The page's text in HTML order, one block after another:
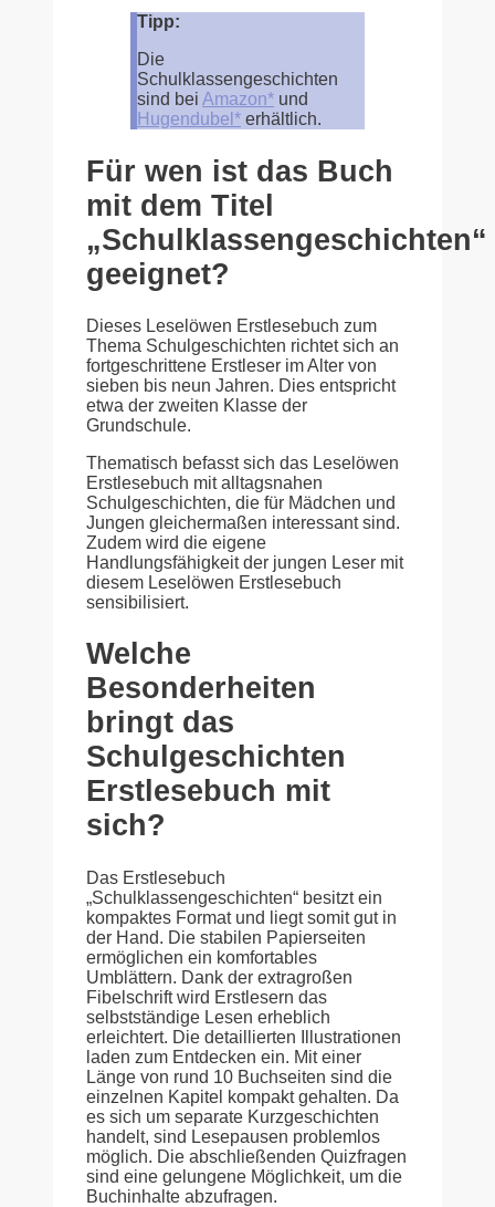
Tipp:
Die
Schulklassengeschichten
sind bei Amazon* und
Hugendubel* erhältlich.
Für wen ist das Buch
mit dem Titel
„Schulklassengeschichten“
geeignet?
Dieses Leselöwen Erstlesebuch zum
Thema Schulgeschichten richtet sich an
fortgeschrittene Erstleser im Alter von
sieben bis neun Jahren. Dies entspricht
etwa der zweiten Klasse der
Grundschule.
Thematisch befasst sich das Leselöwen
Erstlesebuch mit alltagsnahen
Schulgeschichten, die für Mädchen und
Jungen gleichermaßen interessant sind.
Zudem wird die eigene
Handlungsfähigkeit der jungen Leser mit
diesem Leselöwen Erstlesebuch
sensibilisiert.
Welche
Besonderheiten
bringt das
Schulgeschichten
Erstlesebuch mit
sich?
Das Erstlesebuch
„Schulklassengeschichten“ besitzt ein
kompaktes Format und liegt somit gut in
der Hand. Die stabilen Papierseiten
ermöglichen ein komfortables
Umblättern. Dank der extragroßen
Fibelschrift wird Erstlesern das
selbstständige Lesen erheblich
erleichtert. Die detaillierten Illustrationen
laden zum Entdecken ein. Mit einer
Länge von rund 10 Buchseiten sind die
einzelnen Kapitel kompakt gehalten. Da
es sich um separate Kurzgeschichten
handelt, sind Lesepausen problemlos
möglich. Die abschließenden Quizfragen
sind eine gelungene Möglichkeit, um die
Buchinhalte abzufragen.